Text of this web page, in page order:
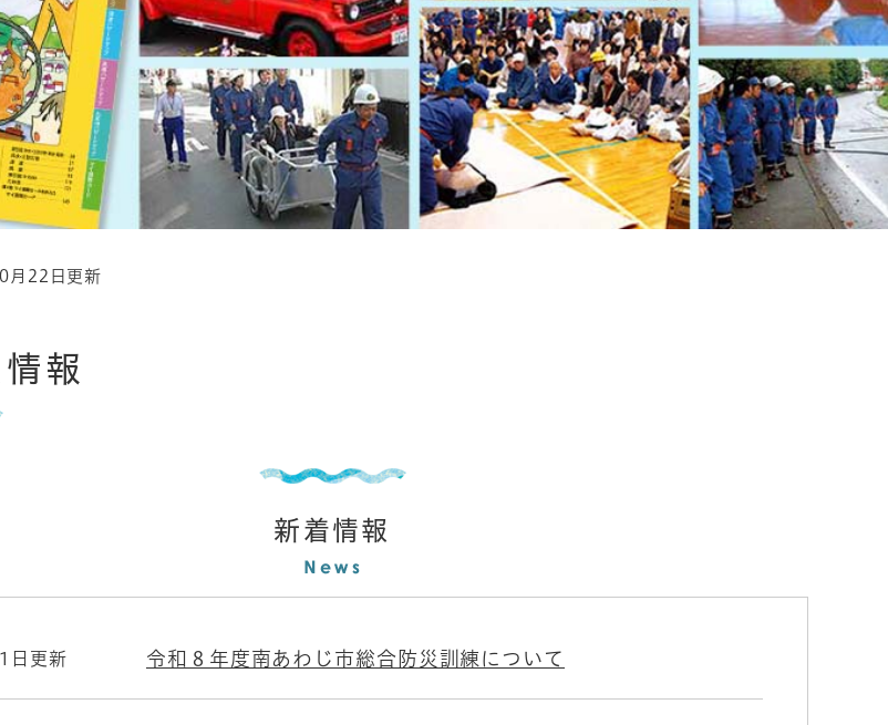
月22日更新
報
新着情報
日更新 令和８年度南あわじ市総合防災訓練について